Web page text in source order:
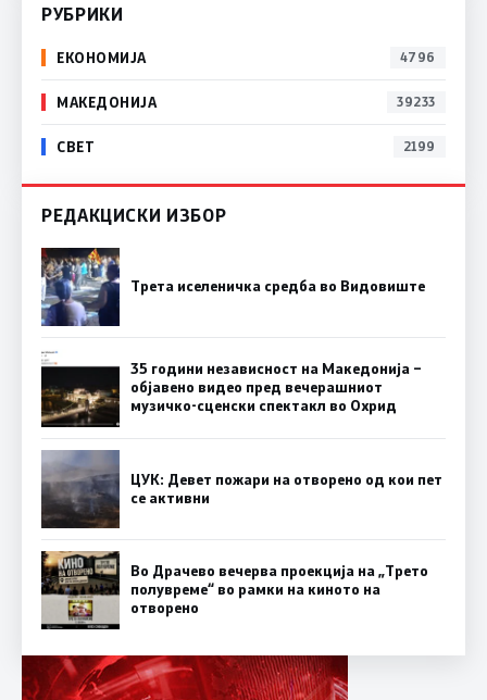
РУБРИКИ
ЕКОНОМИЈА 4796
МАКЕДОНИЈА 39233
СВЕТ 2199
РЕДАКЦИСКИ ИЗБОР
Трета иселеничка средба во Видовиште
35 години независност на Македонија –
објавено видео пред вечерашниот
музичко-сценски спектакл во Охрид
ЦУК: Девет пожари на отворено од кои пет
се активни
Во Драчево вечерва проекција на „Трето
полувреме“ во рамки на киното на
отворено